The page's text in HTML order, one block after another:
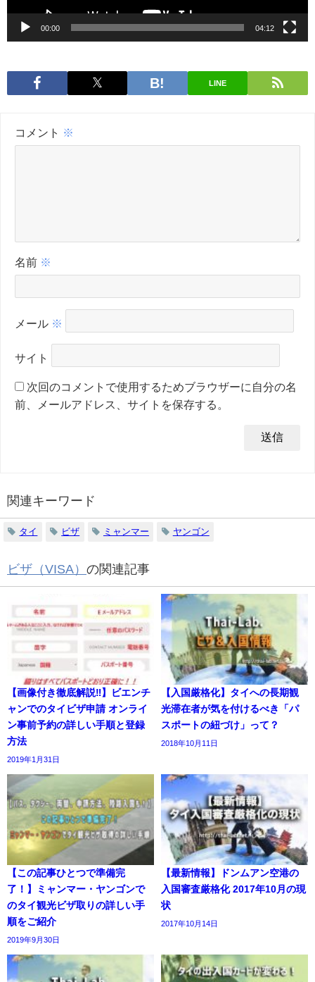
00:00 04:12
LINE
コメント ※
名前 ※
メール ※
サイト
次回のコメントで使用するためブラウザーに自分の名
前、メールアドレス、サイトを保存する。
関連キーワード
タイ ビザ ミャンマー ヤンゴン
ビザ（VISA） の関連記事
【画像付き徹底解説‼】ビエンチ
ャンでのタイビザ申請 オンライ
ン事前予約の詳しい手順と登録
方法
2019年1月31日
【入国厳格化】タイへの長期観
光滞在者が気を付けるべき「パ
スポートの紐づけ」って？
2018年10月11日
【この記事ひとつで準備完
了！】ミャンマー・ヤンゴンで
のタイ観光ビザ取りの詳しい手
順をご紹介
2019年9月30日
【最新情報】ドンムアン空港の
入国審査厳格化 2017年10月の現
状
2017年10月14日